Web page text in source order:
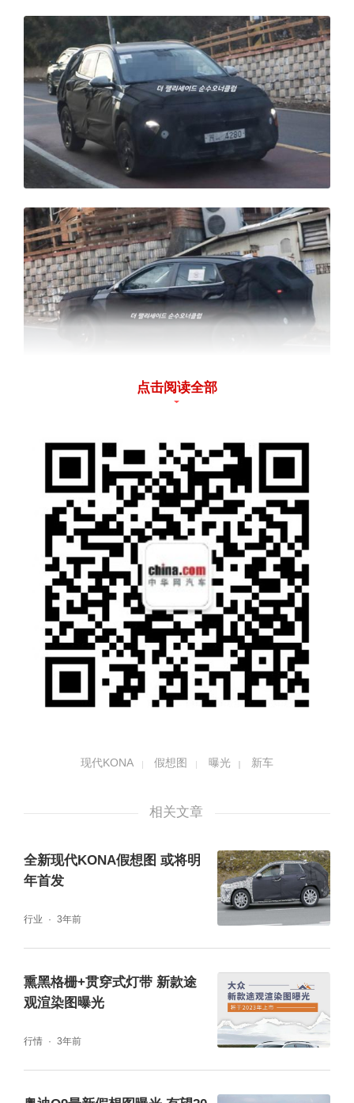
结合此前曝光的谍照来看，新车侧面造型饱满
并采用熏黑车窗边框及车顶行李架，且熏黑轮
眉设计搭配大尺寸五辐轮圈，动感十足。车尾
部分，全新现代KONA预计将对尾灯组进行重
点击阅读全部
现代KONA 假想图 曝光 新车
相关文章
全新现代KONA假想图 或将明
年首发
行业 3年前
熏黑格栅+贯穿式灯带 新款途
观渲染图曝光
行情 3年前